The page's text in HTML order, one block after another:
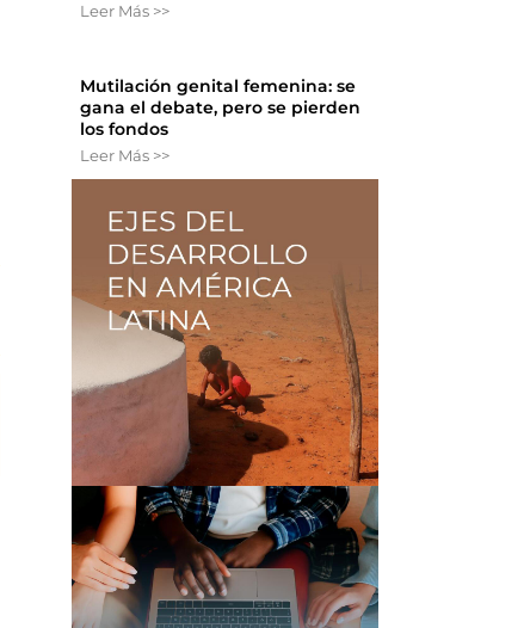
Leer Más >>
Mutilación genital femenina: se
gana el debate, pero se pierden
los fondos
Leer Más >>